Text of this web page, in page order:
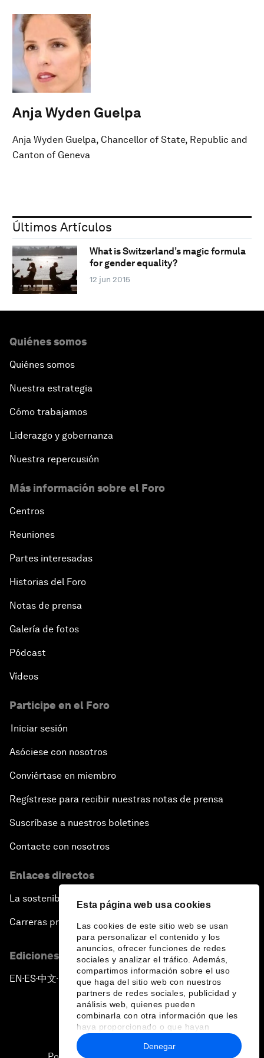
Esta página web usa cookies
Las cookies de este sitio web se usan
para personalizar el contenido y los
anuncios, ofrecer funciones de redes
sociales y analizar el tráfico. Además,
compartimos información sobre el uso
que haga del sitio web con nuestros
partners de redes sociales, publicidad y
análisis web, quienes pueden
combinarla con otra información que les
haya proporcionado o que hayan
recopilado a partir del uso que haya
hecho de sus servicios.
Denegar
Anja Wyden Guelpa
Anja Wyden Guelpa, Chancellor of State, Republic and
Canton of Geneva
Últimos Artículos
What is Switzerland’s magic formula
for gender equality?
12 jun 2015
Quiénes somos
Quiénes somos
Nuestra estrategia
Cómo trabajamos
Liderazgo y gobernanza
Nuestra repercusión
Más información sobre el Foro
Centros
Reuniones
Partes interesadas
Historias del Foro
Notas de prensa
Galería de fotos
Pódcast
Vídeos
Participe en el Foro
Iniciar sesión
Asóciese con nosotros
Conviértase en miembro
Regístrese para recibir nuestras notas de prensa
Suscríbase a nuestros boletines
Contacte con nosotros
Enlaces directos
La sostenibilidad en el Foro
Carreras profesionales
Ediciones en otros idiomas
EN ▪ES▪中文▪ 日本語